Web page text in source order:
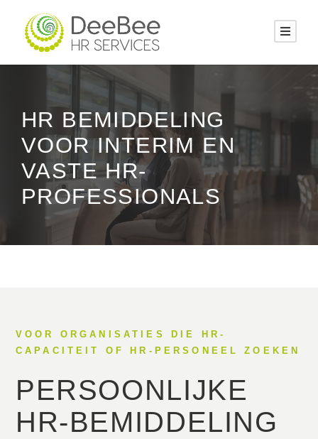
HR BEMIDDELING
VOOR INTERIM EN
VASTE HR-
PROFESSIONALS
VOOR ORGANISATIES DIE HR-
CAPACITEIT OF HR-PERSONEEL ZOEKEN
PERSOONLIJKE
HR-BEMIDDELING